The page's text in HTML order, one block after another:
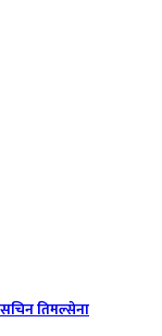
सचिन तिमल्सेना